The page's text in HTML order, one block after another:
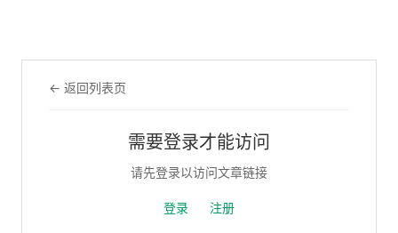
← 返回列表页
需要登录才能访问
请先登录以访问文章链接
登录 注册